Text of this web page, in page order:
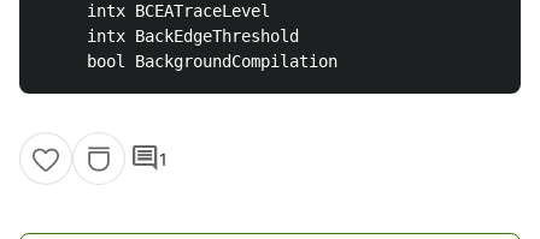
intx BCEATraceLevel
intx BackEdgeThreshold
comment1